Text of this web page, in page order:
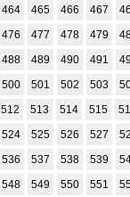
464 465 466 467
476 477 478 479
488 489 490 491
500 501 502 503
512 513 514 515
524 525 526 527
536 537 538 539
548 549 550 551